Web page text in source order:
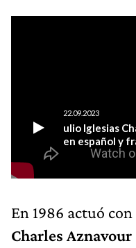
En 1986 actuó con
Charles Aznavour